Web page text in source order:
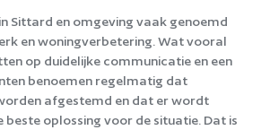
Sittard en omgeving vaak genoemd
en woningverbetering. Wat vooral
op duidelijke communicatie en een
benoemen regelmatig dat
afgestemd en dat er wordt
oplossing voor de situatie. Dat is